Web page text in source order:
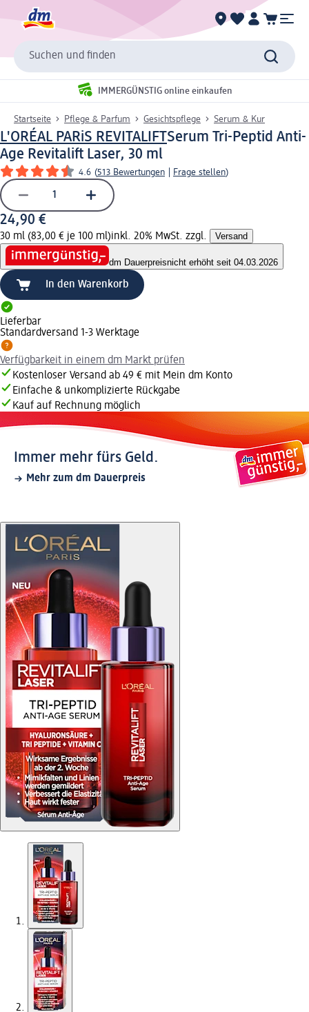
Suchen und finden
IMMERGÜNSTIG online einkaufen
Startseite Pflege & Parfum Gesichtspflege Serum & Kur
L'ORÉAL PARiS REVITALIFTSerum Tri-Peptid Anti-
Age Revitalift Laser, 30 ml
4.6 (513 Bewertungen Frage stellen)
24,90 €
30 ml (83,00 € je 100 ml)inkl. 20% MwSt. zzgl. Versand
dm Dauerpreisnicht erhöht seit 04.03.2026
In den Warenkorb
Lieferbar
Standardversand 1-3 Werktage
Verfügbarkeit in einem dm Markt prüfen
Kostenloser Versand ab 49 € mit Mein dm Konto
Einfache & unkomplizierte Rückgabe
Kauf auf Rechnung möglich
Immer mehr fürs Geld.
Mehr zum dm Dauerpreis